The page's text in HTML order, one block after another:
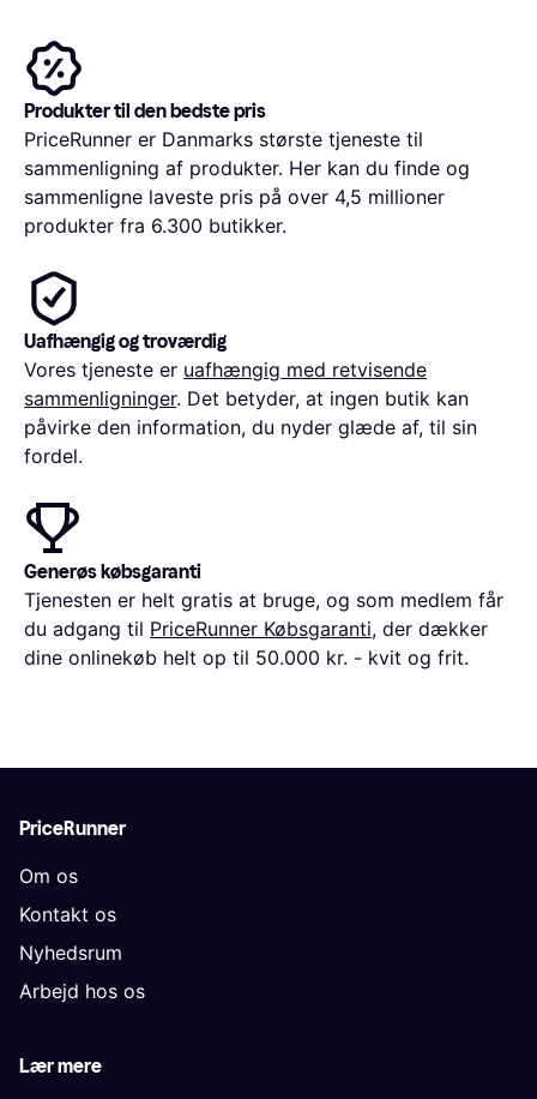
Produkter til den bedste pris
PriceRunner er Danmarks største tjeneste til
sammenligning af produkter. Her kan du finde og
sammenligne laveste pris på over 4,5 millioner
produkter fra 6.300 butikker.
Uafhængig og troværdig
Vores tjeneste er uafhængig med retvisende
sammenligninger. Det betyder, at ingen butik kan
påvirke den information, du nyder glæde af, til sin
fordel.
Generøs købsgaranti
Tjenesten er helt gratis at bruge, og som medlem får
du adgang til PriceRunner Købsgaranti, der dækker
dine onlinekøb helt op til 50.000 kr. - kvit og frit.
PriceRunner
Om os
Kontakt os
Nyhedsrum
Arbejd hos os
Lær mere